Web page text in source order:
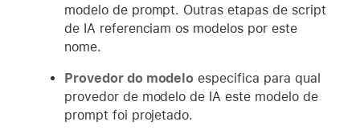
modelo de prompt. Outras etapas de script
de IA referenciam os modelos por este
nome.
Provedor do modelo especifica para qual
provedor de modelo de IA este modelo de
prompt foi projetado.